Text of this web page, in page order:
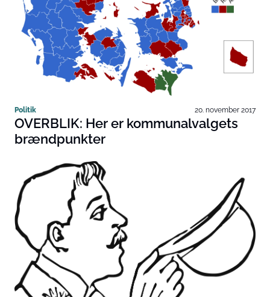
Politik 20. november 2017
OVERBLIK: Her er kommunalvalgets
brændpunkter